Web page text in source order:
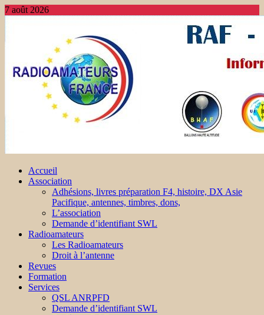
7 août 2026
Accueil
Association
Adhésions, livres préparation F4, histoire, DX Asie
Pacifique, antennes, timbres, dons,
L’association
Demande d’identifiant SWL
Radioamateurs
Les Radioamateurs
Droit à l’antenne
Revues
Formation
Services
QSL ANRPFD
Demande d’identifiant SWL